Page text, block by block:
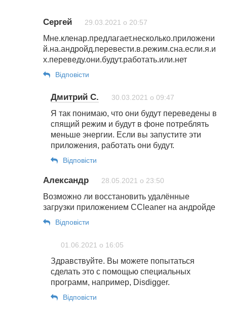
Сергей 29.03.2021 о 20:57
Мне.кленар.предлагает.несколько.приложени
й.на.андройд.перевести.в.режим.сна.если.я.и
х.переведу.они.будут.работать.или.нет
Відповіcти
Дмитрий С. 30.03.2021 о 09:47
Я так понимаю, что они будут переведены в
спящий режим и будут в фоне потреблять
меньше энергии. Если вы запустите эти
приложения, работать они будут.
Відповіcти
Александр 28.05.2021 о 23:50
Возможно ли восстановить удалённые
загрузки приложением CCleaner на андройде
Відповіcти
01.06.2021 о 16:05
Здравствуйте. Вы можете попытаться
сделать это с помощью специальных
программ, например, Disdigger.
Відповіcти